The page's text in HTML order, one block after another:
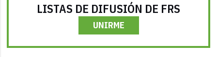
LISTAS DE DIFUSIÓN DE FRS
UNIRME